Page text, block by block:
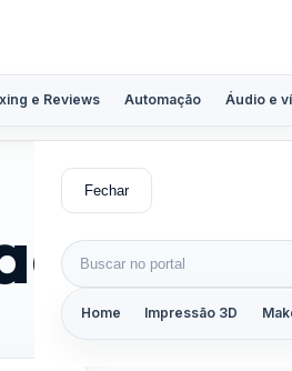
e Reviews Automação Áudio e
Fechar
Buscar por:
Home Impressão 3D